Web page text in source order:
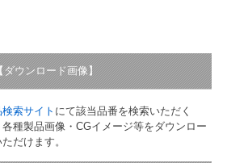
【ダウンロード画像】
索サイト にて該当品番を検索いただく
各種製品画像・CGイメージ等をダウンロー
ただけます。